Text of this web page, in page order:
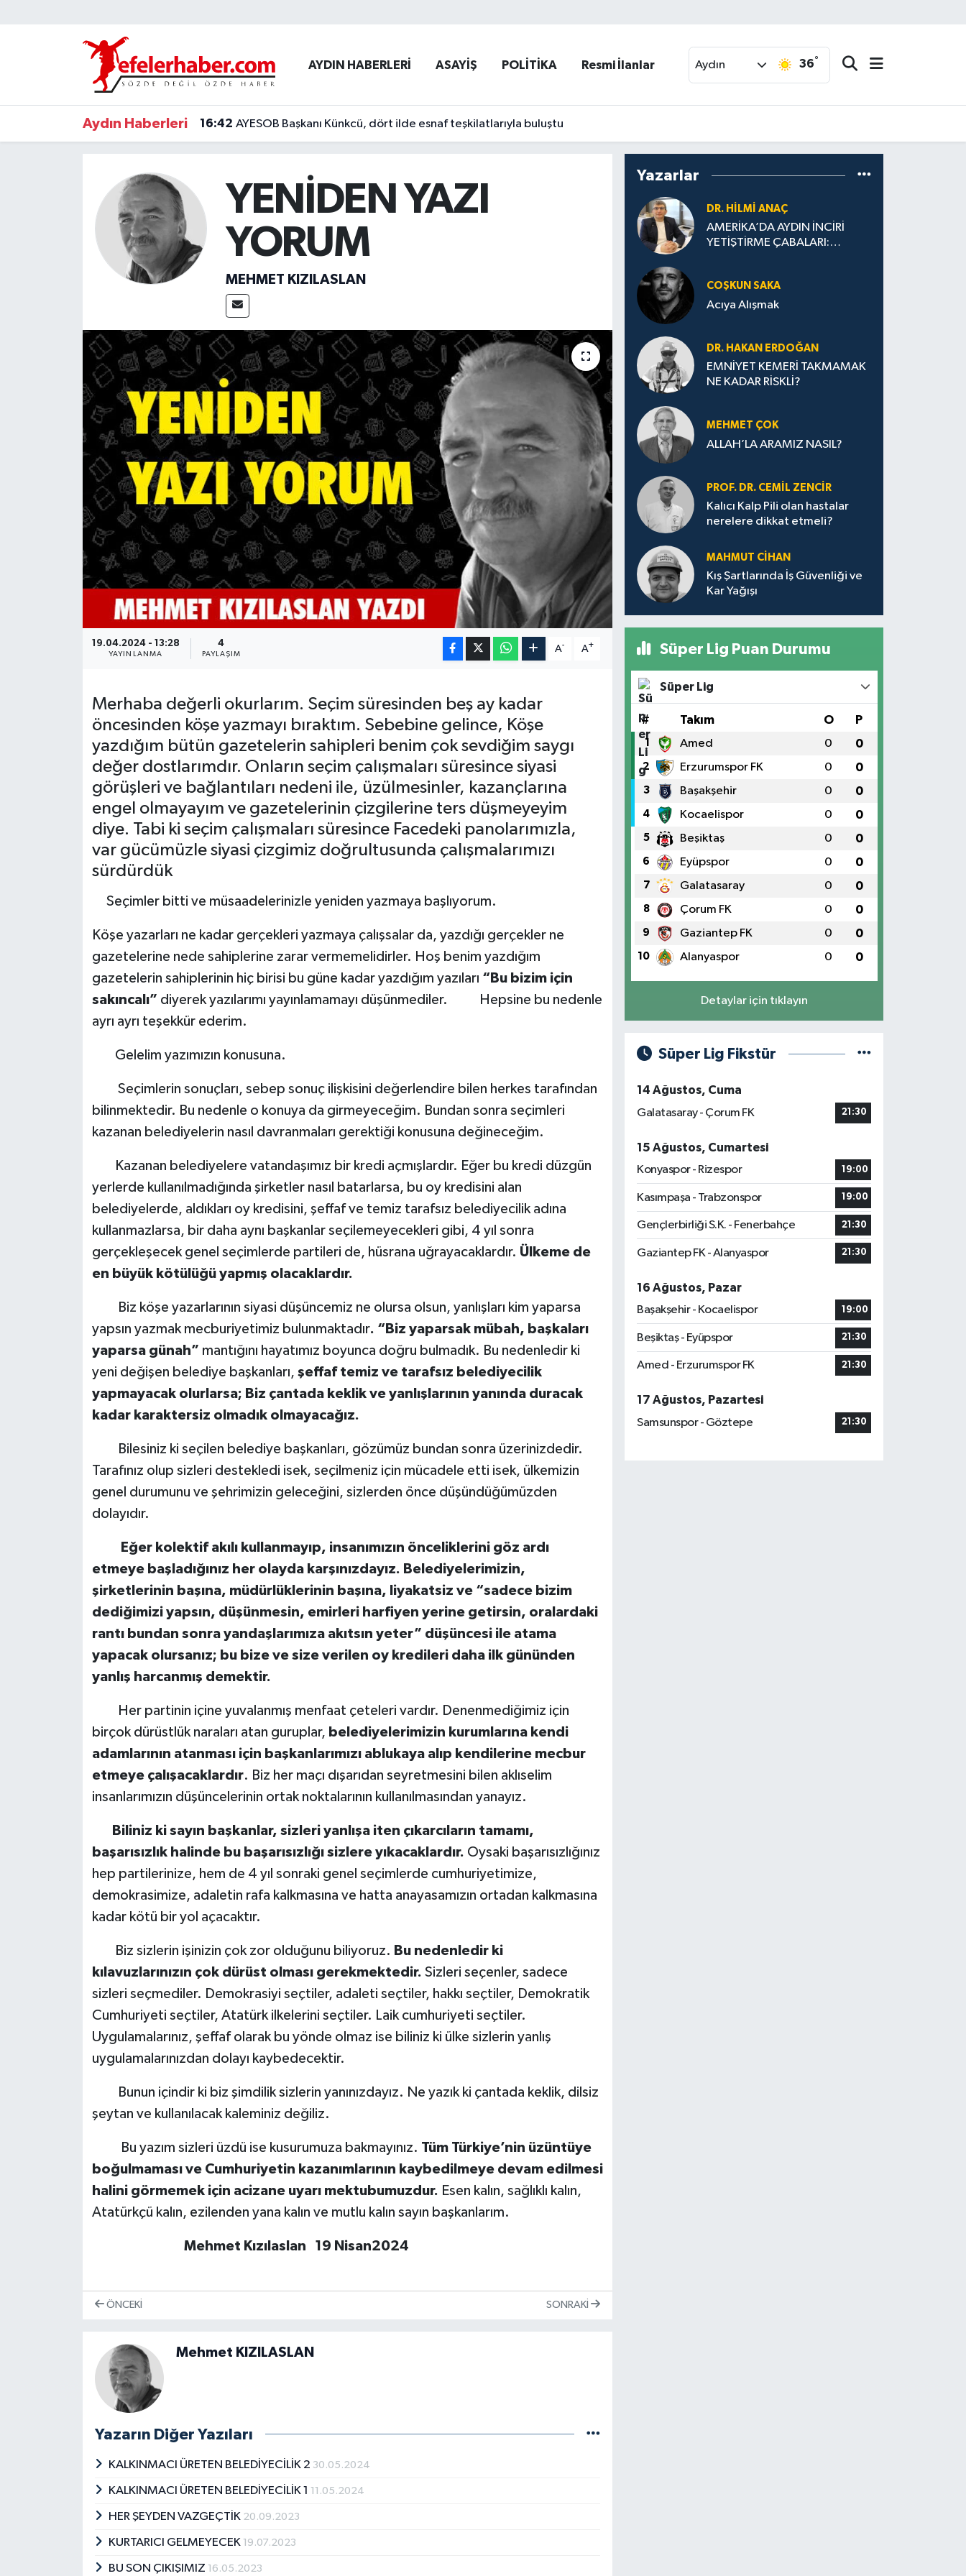
AYDIN HABERLERİ ASAYİŞ POLİTİKA Resmi İlanlar Aydın 36°
Aydın Haberleri 16:42 AYESOB Başkanı Künkcü, dört ilde esnaf teşkilatlarıyla buluştu
YENİDEN YAZI
YORUM
MEHMET KIZILASLAN
19.04.2024 - 13:28
YAYINLANMA
4
PAYLAŞIM
A- A+
Merhaba değerli okurlarım. Seçim süresinden beş ay kadar
öncesinden köşe yazmayı bıraktım. Sebebine gelince, Köşe
yazdığım bütün gazetelerin sahipleri benim çok sevdiğim saygı
değer dostlarımdır. Onların seçim çalışmaları süresince siyasi
görüşleri ve bağlantıları nedeni ile, üzülmesinler, kazançlarına
engel olmayayım ve gazetelerinin çizgilerine ters düşmeyeyim
diye. Tabi ki seçim çalışmaları süresince Facedeki panolarımızla,
var gücümüzle siyasi çizgimiz doğrultusunda çalışmalarımızı
sürdürdük
Seçimler bitti ve müsaadelerinizle yeniden yazmaya başlıyorum.
Köşe yazarları ne kadar gerçekleri yazmaya çalışsalar da, yazdığı gerçekler ne
gazetelerine nede sahiplerine zarar vermemelidirler. Hoş benim yazdığım
gazetelerin sahiplerinin hiç birisi bu güne kadar yazdığım yazıları “Bu bizim için
sakıncalı” diyerek yazılarımı yayınlamamayı düşünmediler. Hepsine bu nedenle
ayrı ayrı teşekkür ederim.
Gelelim yazımızın konusuna.
Seçimlerin sonuçları, sebep sonuç ilişkisini değerlendire bilen herkes tarafından
bilinmektedir. Bu nedenle o konuya da girmeyeceğim. Bundan sonra seçimleri
kazanan belediyelerin nasıl davranmaları gerektiği konusuna değineceğim.
Kazanan belediyelere vatandaşımız bir kredi açmışlardır. Eğer bu kredi düzgün
yerlerde kullanılmadığında şirketler nasıl batarlarsa, bu oy kredisini alan
belediyelerde, aldıkları oy kredisini, şeffaf ve temiz tarafsız belediyecilik adına
kullanmazlarsa, bir daha aynı başkanlar seçilemeyecekleri gibi, 4 yıl sonra
gerçekleşecek genel seçimlerde partileri de, hüsrana uğrayacaklardır. Ülkeme de
en büyük kötülüğü yapmış olacaklardır.
Biz köşe yazarlarının siyasi düşüncemiz ne olursa olsun, yanlışları kim yaparsa
yapsın yazmak mecburiyetimiz bulunmaktadır. “Biz yaparsak mübah, başkaları
yaparsa günah” mantığını hayatımız boyunca doğru bulmadık. Bu nedenledir ki
yeni değişen belediye başkanları, şeffaf temiz ve tarafsız belediyecilik
yapmayacak olurlarsa; Biz çantada keklik ve yanlışlarının yanında duracak
kadar karaktersiz olmadık olmayacağız.
Bilesiniz ki seçilen belediye başkanları, gözümüz bundan sonra üzerinizdedir.
Tarafınız olup sizleri destekledi isek, seçilmeniz için mücadele etti isek, ülkemizin
genel durumunu ve şehrimizin geleceğini, sizlerden önce düşündüğümüzden
dolayıdır.
Eğer kolektif akılı kullanmayıp, insanımızın önceliklerini göz ardı
etmeye başladığınız her olayda karşınızdayız. Belediyelerimizin,
şirketlerinin başına, müdürlüklerinin başına, liyakatsiz ve “sadece bizim
dediğimizi yapsın, düşünmesin, emirleri harfiyen yerine getirsin, oralardaki
rantı bundan sonra yandaşlarımıza akıtsın yeter” düşüncesi ile atama
yapacak olursanız; bu bize ve size verilen oy kredileri daha ilk gününden
yanlış harcanmış demektir.
Her partinin içine yuvalanmış menfaat çeteleri vardır. Denenmediğimiz için
birçok dürüstlük naraları atan guruplar, belediyelerimizin kurumlarına kendi
adamlarının atanması için başkanlarımızı ablukaya alıp kendilerine mecbur
etmeye çalışacaklardır. Biz her maçı dışarıdan seyretmesini bilen aklıselim
insanlarımızın düşüncelerinin ortak noktalarının kullanılmasından yanayız.
Biliniz ki sayın başkanlar, sizleri yanlışa iten çıkarcıların tamamı,
başarısızlık halinde bu başarısızlığı sizlere yıkacaklardır. Oysaki başarısızlığınız
hep partilerinize, hem de 4 yıl sonraki genel seçimlerde cumhuriyetimize,
demokrasimize, adaletin rafa kalkmasına ve hatta anayasamızın ortadan kalkmasına
kadar kötü bir yol açacaktır.
Biz sizlerin işinizin çok zor olduğunu biliyoruz. Bu nedenledir ki
kılavuzlarınızın çok dürüst olması gerekmektedir. Sizleri seçenler, sadece
sizleri seçmediler. Demokrasiyi seçtiler, adaleti seçtiler, hakkı seçtiler, Demokratik
Cumhuriyeti seçtiler, Atatürk ilkelerini seçtiler. Laik cumhuriyeti seçtiler.
Uygulamalarınız, şeffaf olarak bu yönde olmaz ise biliniz ki ülke sizlerin yanlış
uygulamalarınızdan dolayı kaybedecektir.
Bunun içindir ki biz şimdilik sizlerin yanınızdayız. Ne yazık ki çantada keklik, dilsiz
şeytan ve kullanılacak kaleminiz değiliz.
Bu yazım sizleri üzdü ise kusurumuza bakmayınız. Tüm Türkiye’nin üzüntüye
boğulmaması ve Cumhuriyetin kazanımlarının kaybedilmeye devam edilmesi
halini görmemek için acizane uyarı mektubumuzdur. Esen kalın, sağlıklı kalın,
Atatürkçü kalın, ezilenden yana kalın ve mutlu kalın sayın başkanlarım.
Mehmet Kızılaslan 19 Nisan2024
ÖNCEKI SONRAKI
Mehmet KIZILASLAN
Yazarın Diğer Yazıları
KALKINMACI ÜRETEN BELEDİYECİLİK 2 30.05.2024
KALKINMACI ÜRETEN BELEDİYECİLİK 1 11.05.2024
HER ŞEYDEN VAZGEÇTİK 20.09.2023
KURTARICI GELMEYECEK 19.07.2023
BU SON ÇIKIŞIMIZ 16.05.2023
Yazarlar
DR. HILMI ANAÇ
AMERİKA’DA AYDIN İNCİRİ
YETİŞTİRME ÇABALARI:
COŞKUN SAKA
Acıya Alışmak
DR. HAKAN ERDOĞAN
EMNİYET KEMERİ TAKMAMAK
NE KADAR RİSKLİ?
MEHMET ÇOK
ALLAH’LA ARAMIZ NASIL?
PROF. DR. CEMIL ZENCIR
Kalıcı Kalp Pili olan hastalar
nerelere dikkat etmeli?
MAHMUT CİHAN
Kış Şartlarında İş Güvenliği ve
Kar Yağışı
Süper Lig Puan Durumu
Süper Lig
# Takım O P
1 Amed 0 0
2 Erzurumspor FK 0 0
3 Başakşehir 0 0
4 Kocaelispor 0 0
5 Beşiktaş 0 0
6 Eyüpspor 0 0
7 Galatasaray 0 0
8 Çorum FK 0 0
9 Gaziantep FK 0 0
10 Alanyaspor 0 0
Detaylar için tıklayın
Süper Lig Fikstür
14 Ağustos, Cuma
Galatasaray - Çorum FK
21:30
15 Ağustos, Cumartesi
Konyaspor - Rizespor
19:00
Kasımpaşa - Trabzonspor 19:00
Gençlerbirliği S.K. - Fenerbahçe 21:30
Gaziantep FK - Alanyaspor 21:30
16 Ağustos, Pazar
Başakşehir - Kocaelispor
19:00
Beşiktaş - Eyüpspor 21:30
Amed - Erzurumspor FK 21:30
17 Ağustos, Pazartesi
Samsunspor - Göztepe
21:30
Nöbetçi Eczaneler
Hava Durumu
Aydin Namaz Vakitleri
Süper Lig Puan Durumu ve Fikstür
Tüm Manşetler
Son Dakika Haberleri